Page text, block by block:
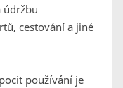
údržbu
cestování a jiné
používání je